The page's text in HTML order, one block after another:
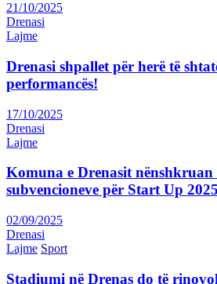
21/10/2025
Drenasi
Lajme
Drenasi shpallet për herë të
performancës!
17/10/2025
Drenasi
Lajme
Komuna e Drenasit nënshkruan
subvencioneve për Start Up 2025
02/09/2025
Drenasi
Lajme Sport
Stadiumi në Drenas do të